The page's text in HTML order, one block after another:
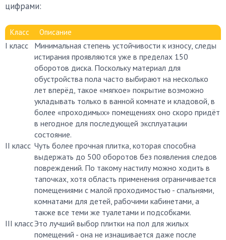
цифрами:
Класс Описание
I класс
Минимальная степень устойчивости к износу, следы
истирания проявляются уже в пределах 150
оборотов диска. Поскольку материал для
обустройства пола часто выбирают на несколько
лет вперёд, такое «мягкое» покрытие возможно
укладывать только в ванной комнате и кладовой, в
более «проходимых» помещениях оно скоро придёт
в негодное для последующей эксплуатации
состояние.
II класс Чуть более прочная плитка, которая способна
выдержать до 500 оборотов без появления следов
повреждений. По такому настилу можно ходить в
тапочках, хотя область применения ограничивается
помещениями с малой проходимостью - спальнями,
комнатами для детей, рабочими кабинетами, а
также все теми же туалетами и подсобками.
III классЭто лучший выбор плитки на пол для жилых
помещений - она не изнашивается даже после